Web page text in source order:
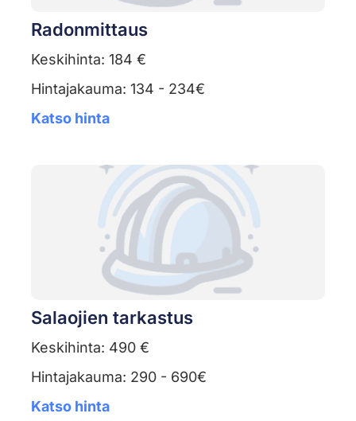
Radonmittaus
Keskihinta: 184 €
Hintajakauma: 134 - 234€
Katso hinta
Salaojien tarkastus
Keskihinta: 490 €
Hintajakauma: 290 - 690€
Katso hinta